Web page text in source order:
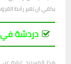
يكفي ان تغير رابط
دردشة في